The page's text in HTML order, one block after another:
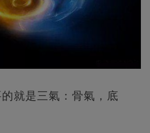
就是三氣：骨氣，底